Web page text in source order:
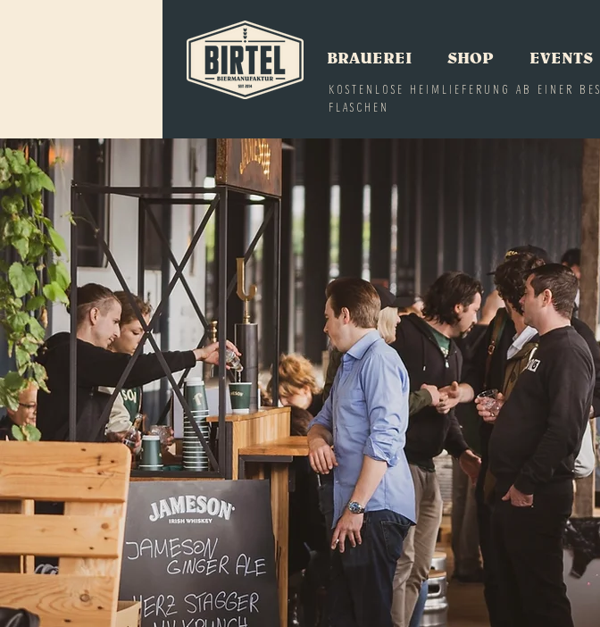
BRAUEREI SHOP EVENTS
KOSTENLOSE HEIMLIEFERUNG AB EINER
FLASCHEN